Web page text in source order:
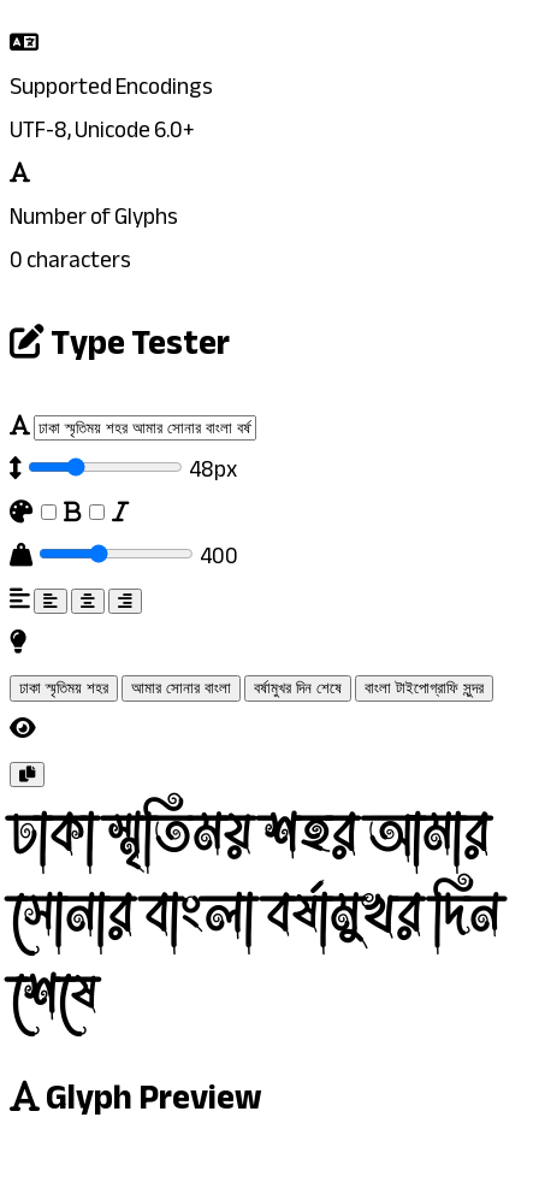
Supported Encodings
UTF-8, Unicode 6.0+
Number of Glyphs
0 characters
Type Tester
48px
400
ঢাকা স্মৃতিময় শহর আমার সোনার বাংলা বর্ষামুখর দিন শেষে বাংলা টাইপোগ্রাফি সুন্দর
ঢাকা স্মৃতিময় শহর আমার
সোনার বাংলা বর্ষামুখর দিন
শেষে
Glyph Preview